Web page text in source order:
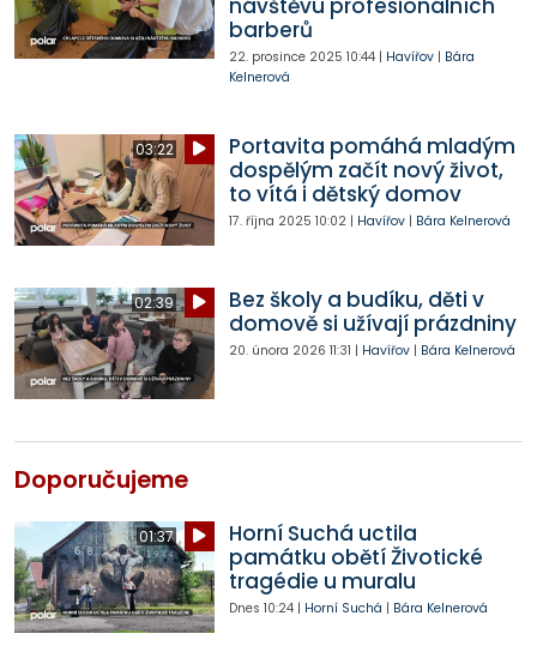
návštěvu profesionálních
barberů
22. prosince 2025 10:44| Havířov| Bára
Kelnerová
03:22
Portavita pomáhá mladým
dospělým začít nový život,
to vítá i dětský domov
17. října 2025 10:02| Havířov| Bára Kelnerová
02:39
Bez školy a budíku, děti v
domově si užívají prázdniny
20. února 2026 11:31 | Havířov| Bára Kelnerová
Doporučujeme
01:37
Horní Suchá uctila
památku obětí Životické
tragédie u muralu
Dnes 10:24| Horní Suchá | Bára Kelnerová